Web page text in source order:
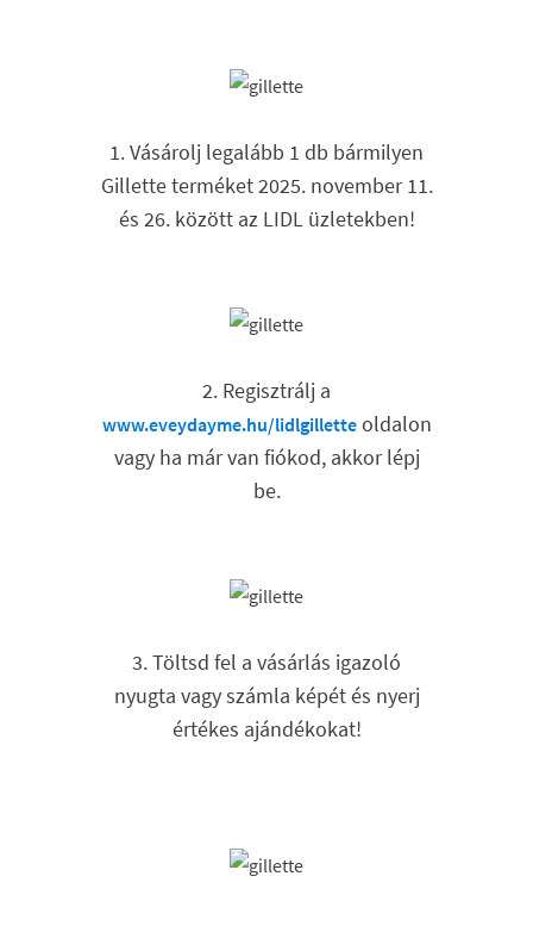
1. Vásárolj legalább 1 db bármilyen
Gillette terméket 2025. november 11.
és 26. között az LIDL üzletekben!
2. Regisztrálj a
www.eveydayme.hu/lidlgilletteoldalon
vagy ha már van fiókod, akkor lépj
be.
3. Töltsd fel a vásárlás igazoló
nyugta vagy számla képét és nyerj
értékes ajándékokat!